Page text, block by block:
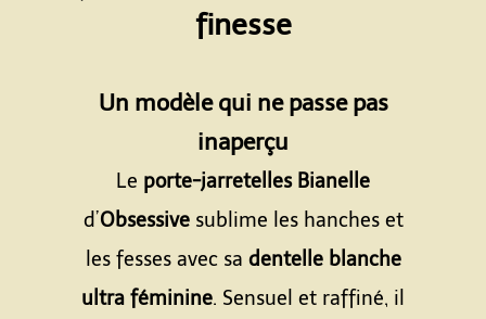
finesse
Un modèle qui ne passe pas
inaperçu
Le porte-jarretelles Bianelle
d’Obsessivesublime les hanches et
les fesses avec sa dentelle blanche
ultra féminine. Sensuel et raffiné, il